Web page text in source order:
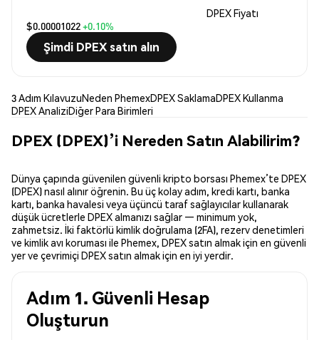
DPEX Fiyatı
$0.00001022+0.10%
Şimdi DPEX satın alın
3 Adım KılavuzuNeden PhemexDPEX SaklamaDPEX Kullanma
DPEX AnaliziDiğer Para Birimleri
DPEX (DPEX)’i Nereden Satın Alabilirim?
Dünya çapında güvenilen güvenli kripto borsası Phemex’te DPEX
(DPEX) nasıl alınır öğrenin. Bu üç kolay adım, kredi kartı, banka
kartı, banka havalesi veya üçüncü taraf sağlayıcılar kullanarak
düşük ücretlerle DPEX almanızı sağlar — minimum yok,
zahmetsiz. İki faktörlü kimlik doğrulama (2FA), rezerv denetimleri
ve kimlik avı koruması ile Phemex, DPEX satın almak için en güvenli
yer ve çevrimiçi DPEX satın almak için en iyi yerdir.
Adım 1. Güvenli Hesap
Oluşturun